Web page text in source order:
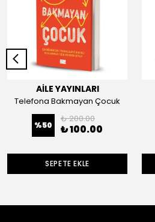
AİLE YAYINLARI
Telefona Bakmayan Çocuk
%50
₺ 200.00
₺ 100.00
SEPETE EKLE